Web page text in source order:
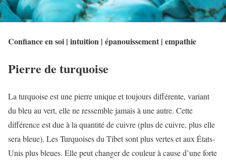
Confiance en soi | intuition | épanouissement | empathie
Pierre de turquoise
La turquoise est une pierre unique et toujours différente, variant
du bleu au vert, elle ne ressemble jamais à une autre. Cette
différence est due à la quantité de cuivre (plus de cuivre, plus elle
sera bleue). Les Turquoises du Tibet sont plus vertes et aux États-
Unis plus bleues. Elle peut changer de couleur à cause d’une forte